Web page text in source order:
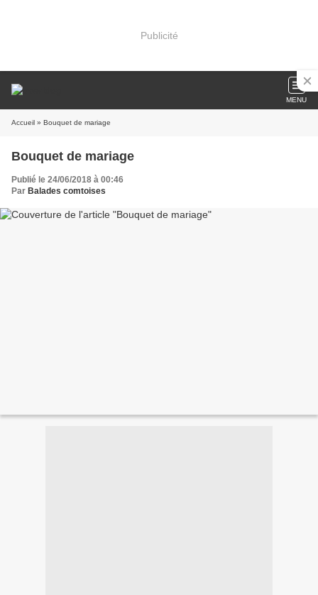
Publicité
MENU
Accueil » Bouquet de mariage
Bouquet de mariage
Publié le 24/06/2018 à 00:46
Par Balades comtoises